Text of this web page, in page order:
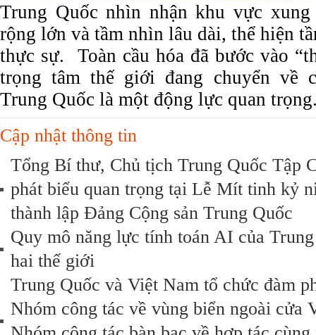
Trung Quốc nhìn nhận khu vực
rộng lớn và tầm nhìn lâu dài, thể hiện
thực sự. Toàn cầu hóa đã bước vào
trọng tâm thế giới đang chuyển về
Trung Quốc là một động lực quan
Cập nhật thông tin
Tổng Bí thư, Chủ tịch Trung Quốc Tập
phát biểu quan trọng tại Lễ Mít tinh kỷ
thành lập Đảng Cộng sản Trung Quốc
Quy mô năng lực tính toán AI của
hai thế giới
Trung Quốc và Việt Nam tổ chức đàm
Nhóm công tác về vùng biển ngoài cửa